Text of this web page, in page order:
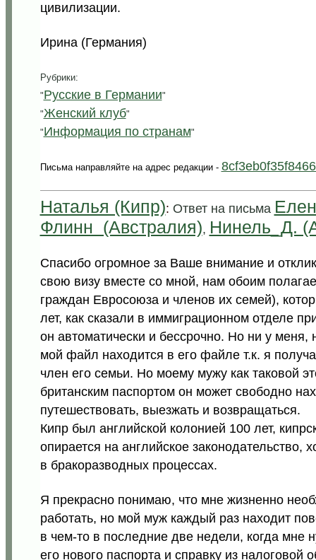
цивилизации.
Ирина (Германия)
Рубрики:
"Русские в Германии"
"Женский клуб"
"Информация по странам"
Письма направляйте на адрес редакции -
Наталья (Кипр): Ответ на письма
Флинн (Австралия), Нинель_Д.
Спасибо огромное за Ваше внимание и
свою визу вместе со мной, нам обоим
граждан Евросоюза и членов их семей),
лет, как сказали в иммиграционном отделе
он автоматически и бессрочно. Но ни у меня,
мой файл находится в его файле т.к. я
член его семьи. Но моему мужу как таковой
британским паспортом он может свободно
путешествовать, выезжать и возвращаться.
Кипр был английской колонией 100 лет,
опирается на английское законодательство,
в бракоразводных процессах.
Я прекрасно понимаю, что мне жизненно
работать, но мой муж каждый раз находит
в чем-то в последние две недели, когда
его нового паспорта и справку из налоговой